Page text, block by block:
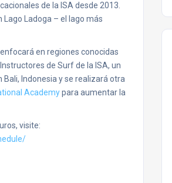
de la ISA desde 2013.
Lago Ladoga – el lago más
en regiones conocidas
de Surf de la ISA, un
Indonesia y se realizará otra
Academypara aumentar la
visite: